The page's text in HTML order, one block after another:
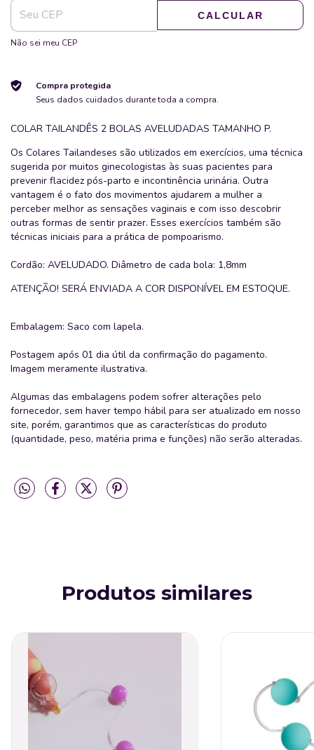
CALCULAR
Não sei meu CEP
Compra protegida
Seus dados cuidados durante toda a compra.
COLAR TAILANDÊS 2 BOLAS AVELUDADAS TAMANHO P.
Os Colares Tailandeses são utilizados em exercícios, uma técnica
sugerida por muitos ginecologistas às suas pacientes para
prevenir flacidez pós-parto e incontinência urinária. Outra
vantagem é o fato dos movimentos ajudarem a mulher a
perceber melhor as sensações vaginais e com isso descobrir
outras formas de sentir prazer. Esses exercícios também são
técnicas iniciais para a prática de pompoarismo.
Cordão: AVELUDADO. Diâmetro de cada bola: 1,8mm
ATENÇÃO! SERÁ ENVIADA A COR DISPONÍVEL EM ESTOQUE.
Embalagem: Saco com lapela.
Postagem após 01 dia útil da confirmação do pagamento.
Imagem meramente ilustrativa.
Algumas das embalagens podem sofrer alterações pelo
fornecedor, sem haver tempo hábil para ser atualizado em nosso
site, porém, garantimos que as características do produto
(quantidade, peso, matéria prima e funções) não serão alteradas.
Produtos similares